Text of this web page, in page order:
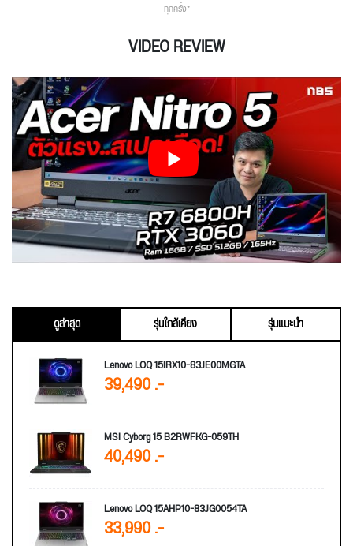
ทุกครั้ง*
VIDEO REVIEW
ดูล่าสุด รุ่นใกล้เคียง
รุ่นแนะนำ
Lenovo LOQ 15IRX10-83JE00MGTA
39,490 .-
MSI Cyborg 15 B2RWFKG-059TH
40,490 .-
Lenovo LOQ 15AHP10-83JG0054TA
33,990 .-